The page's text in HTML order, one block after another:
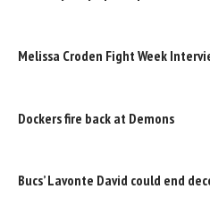
Melissa Croden Fight Week
Dockers fire back at Demons
Bucs’ Lavonte David could end